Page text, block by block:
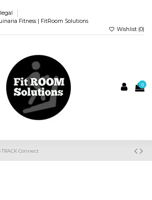
Fitness | FitRoom Solutions
Wishlist (0)
0
Connect